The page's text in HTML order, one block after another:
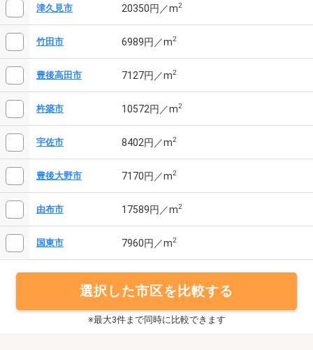
津久見市 20350円／m2
竹田市 6989円／m2
豊後高田市 7127円／m2
杵築市 10572円／m2
宇佐市 8402円／m2
豊後大野市 7170円／m2
由布市 17589円／m2
国東市 7960円／m2
選択した市区を比較する
※最大3件まで同時に比較できます